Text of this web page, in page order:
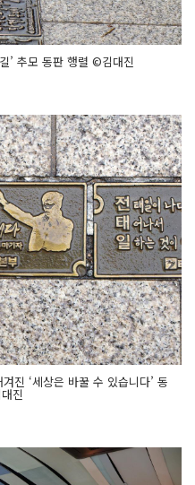
’ 추모 동판 행렬 ©김대진
진 ‘세상은 바꿀 수 있습니다’ 동
진